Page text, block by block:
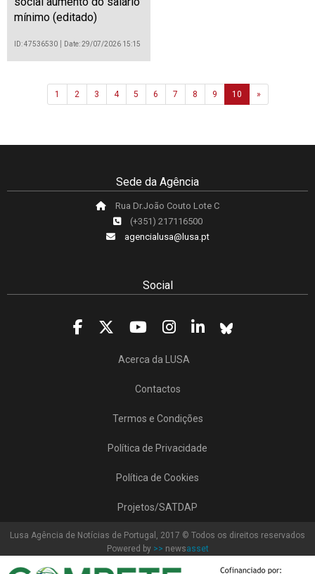
ID: 47536530 Date: 29/07/2026 15:15
4 5 6 7 8
Sede da Agência
Rua Dr.João Couto Lote C
agencialusa@lusa.pt
Acerca da LUSA
Contactos
Termos e Condições